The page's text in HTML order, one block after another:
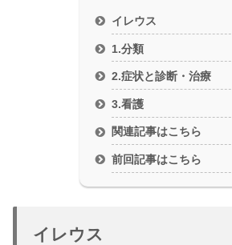
イレウス
1.分類
2.症状と診断・治療
3.看護
関連記事はこちら
前回記事はこちら
イレウス